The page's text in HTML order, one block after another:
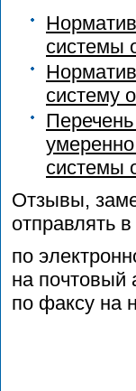
системы
систему
системы
Отзывы,
отправлять
по
на почтовый
по факсу на